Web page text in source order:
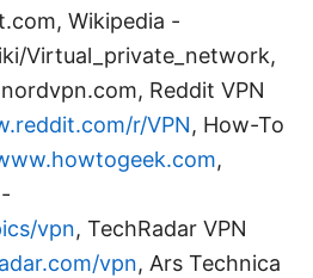
Wikipedia -
Virtual_private_network,
Reddit VPN
r/VPN, How-To
,
vpn, TechRadar VPN
vpn, Ars Technica